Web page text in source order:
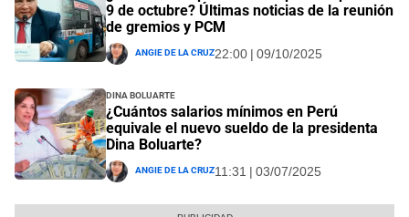
9 de octubre? Últimas noticias de la reunión
de gremios y PCM
Angie De La Cruz22:00 | 09/10/2025
Dina Boluarte
¿Cuántos salarios mínimos en Perú
equivale el nuevo sueldo de la presidenta
Dina Boluarte?
Angie De La Cruz11:31 | 03/07/2025